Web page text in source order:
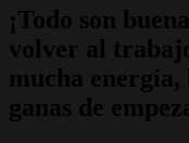
¡Todo son
volver al
mucha energía,
ganas de